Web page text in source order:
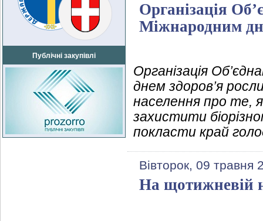
Публічні закупівлі
Організація
Міжнародним
Організація
днем здоров’я
населення про те,
захистити
покласти край
Вівторок, 09 травня
На щотижневій